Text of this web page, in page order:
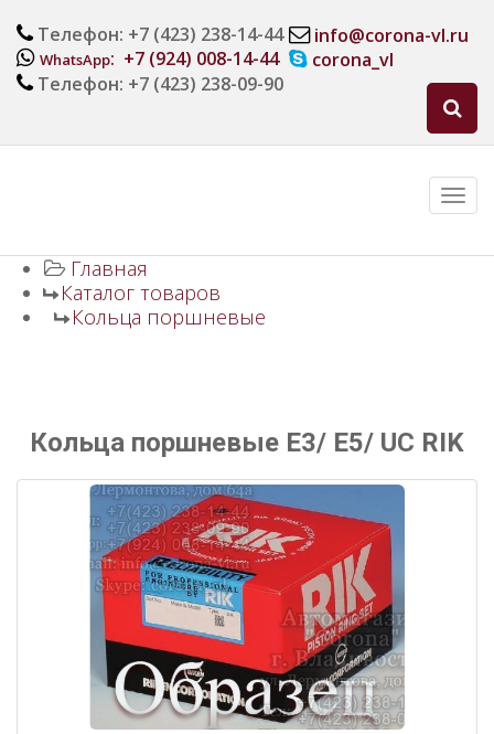
Телефон: +7 (423) 238-14-44
WhatsApp: +7 (924) 008-14-44
Телефон: +7 (423) 238-09-90
info@corona-vl.ru
corona_vl
Главная
Каталог товаров
Кольца поршневые
Кольца поршневые E3/ E5/ UC RIK